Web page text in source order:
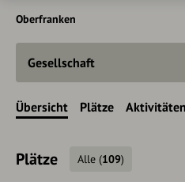
Oberfranken
Gesellschaft
Übersicht Plätze Aktivitäten
Plätze Alle (109)